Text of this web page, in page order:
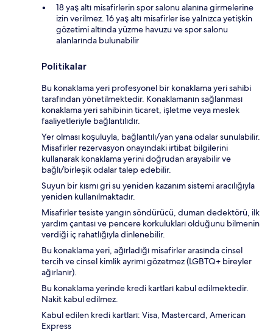
18 yaş altı misafirlerin spor salonu alanına girmelerine
izin verilmez. 16 yaş altı misafirler ise yalnızca yetişkin
gözetimi altında yüzme havuzu ve spor salonu
alanlarında bulunabilir
Politikalar
Bu konaklama yeri profesyonel bir konaklama yeri sahibi
tarafından yönetilmektedir. Konaklamanın sağlanması
konaklama yeri sahibinin ticaret, işletme veya meslek
faaliyetleriyle bağlantılıdır.
Yer olması koşuluyla, bağlantılı/yan yana odalar sunulabilir.
Misafirler rezervasyon onayındaki irtibat bilgilerini
kullanarak konaklama yerini doğrudan arayabilir ve
bağlı/birleşik odalar talep edebilir.
Suyun bir kısmı gri su yeniden kazanım sistemi aracılığıyla
yeniden kullanılmaktadır.
Misafirler tesiste yangın söndürücü, duman dedektörü, ilk
yardım çantası ve pencere korkulukları olduğunu bilmenin
verdiği iç rahatlığıyla dinlenebilir.
Bu konaklama yeri, ağırladığı misafirler arasında cinsel
tercih ve cinsel kimlik ayrımı gözetmez (LGBTQ+ bireyler
ağırlanır).
Bu konaklama yerinde kredi kartları kabul edilmektedir.
Nakit kabul edilmez.
Kabul edilen kredi kartları: Visa, Mastercard, American
Express